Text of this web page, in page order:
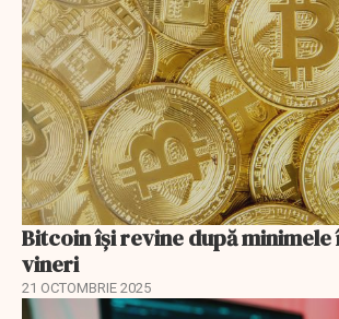
Bitcoin își revine după
vineri
21 OCTOMBRIE 2025